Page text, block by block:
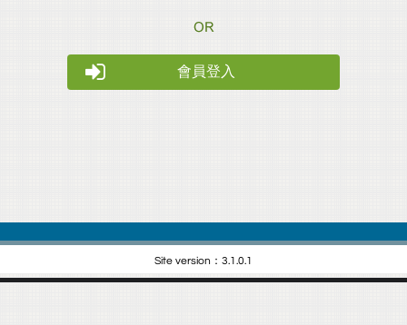
會員登入
Site version：3.1.0.1